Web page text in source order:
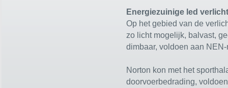
Energiezuinige led
Op het gebied van de
zo licht mogelijk, balvast,
dimbaar, voldoen aan
Norton kon met het
doorvoerbedrading,